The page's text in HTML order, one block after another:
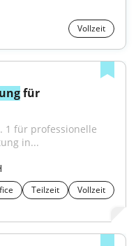
Vollzeit
für
1 für professionelle
in...
Teilzeit
Vollzeit